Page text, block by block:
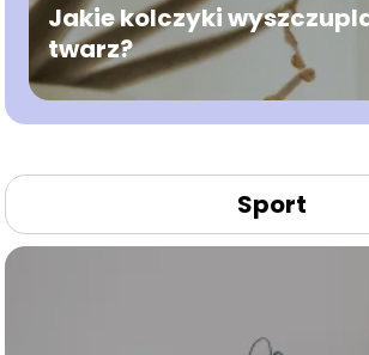
Jakie kolczyki
twarz?
Sport